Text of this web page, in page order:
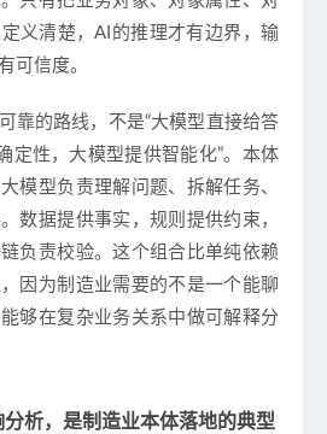
义清楚，AI的推理才有边界，输
可信度。
靠的路线，不是“大模型直接给答
定性，大模型提供智能化”。本体
模型负责理解问题、拆解任务、
数据提供事实，规则提供约束，
负责校验。这个组合比单纯依赖
因为制造业需要的不是一个能聊
够在复杂业务关系中做可解释分
析，是制造业本体落地的典型